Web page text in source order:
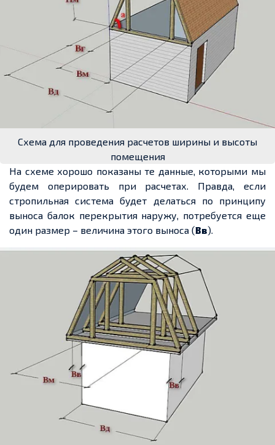
Схема для проведения расчетов ширины и высоты
помещения
На схеме хорошо показаны те данные, которыми мы
будем оперировать при расчетах. Правда, если
стропильная система будет делаться по принципу
выноса балок перекрытия наружу, потребуется еще
один размер – величина этого выноса (Вв).